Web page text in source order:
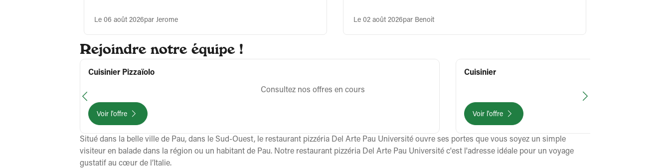
Le 06 août 2026 par Jerome Le 02 août 2026 par Benoit
Rejoindre notre équipe !
Cuisinier Pizzaïolo
Consultez nos offres en cours
Voir l'offre
Cuisinier
Voir l'offre
Situé dans la belle ville de Pau, dans le Sud-Ouest, le restaurant pizzéria Del Arte Pau Université ouvre ses portes que vous soyez un simple
visiteur en balade dans la région ou un habitant de Pau. Notre restaurant pizzéria Del Arte Pau Université c'est l'adresse idéale pour un voyage
gustatif au cœur de l’Italie.